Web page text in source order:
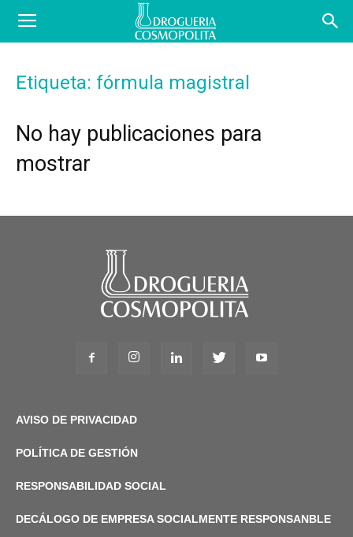
COSBLOG
Etiqueta: fórmula magistral
No hay publicaciones para
mostrar
AVISO DE PRIVACIDAD
POLÍTICA DE GESTIÓN
RESPONSABILIDAD SOCIAL
DECÁLOGO DE EMPRESA SOCIALMENTE RESPONSANBLE